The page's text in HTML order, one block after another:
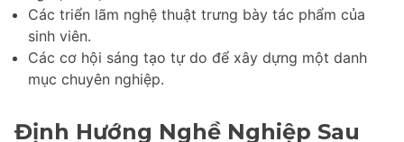
Các triển lãm nghệ thuật trưng bày tác phẩm của
sinh viên.
Các cơ hội sáng tạo tự do để xây dựng một danh
mục chuyên nghiệp.
Định Hướng Nghề Nghiệp Sau